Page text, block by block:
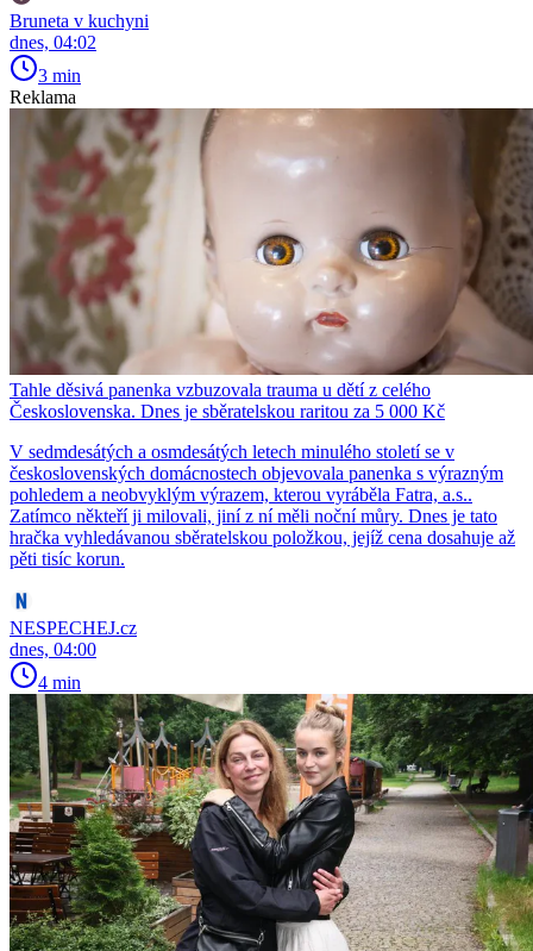
Bruneta v kuchyni
dnes, 04:02
3 min
Reklama
Tahle děsivá panenka vzbuzovala trauma u dětí z celého
Československa. Dnes je sběratelskou raritou za 5 000 Kč
V sedmdesátých a osmdesátých letech minulého století se v
československých domácnostech objevovala panenka s výrazným
pohledem a neobvyklým výrazem, kterou vyráběla Fatra, a.s..
Zatímco někteří ji milovali, jiní z ní měli noční můry. Dnes je tato
hračka vyhledávanou sběratelskou položkou, jejíž cena dosahuje až
pěti tisíc korun.
NESPECHEJ.cz
dnes, 04:00
4 min